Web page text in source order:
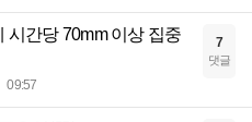
시간당 70mm 이상 집중
09:57
7
댓글